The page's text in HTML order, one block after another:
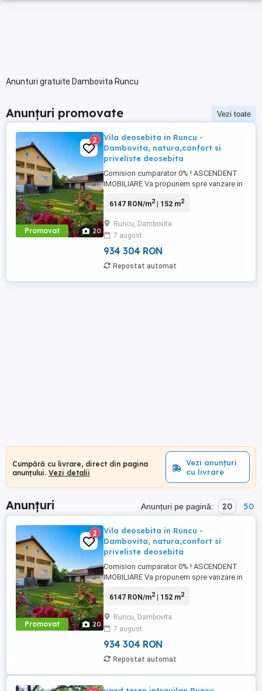
Anunturi gratuite Dambovita Runcu
Anunțuri promovate Vezi toate
Promovat 20
2
Vila deosebita in Runcu -
Dambovita, natura,confort si
priveliste deosebita
Comision cumparator 0% ! ASCENDENT
IMOBILIARE Va propunem spre vanzare in
vila deosebita, situata in localitatea Runcu,
Dambovita, intr-un cadru natural de
exceptie, inconjurata de munti, vegetatie
matura si multa liniste. Proprietatea ...
6147 RON/m2| 152 m2
Runcu, Dambovita
7 august
934 304 RON
Repostat automat
Cumpără cu livrare, direct din pagina
anunțului. Vezi detalii
Vezi anunțuri
cu livrare
Anunțuri Anunțuri pe pagină: 20 50
Promovat 20
2
Vila deosebita in Runcu -
Dambovita, natura,confort si
priveliste deosebita
Comision cumparator 0% ! ASCENDENT
IMOBILIARE Va propunem spre vanzare in
vila deosebita, situata in localitatea Runcu,
Dambovita, intr-un cadru natural de
exceptie, inconjurata de munti, vegetatie
matura si multa liniste. Proprietatea ...
6147 RON/m2| 152 m2
Runcu, Dambovita
7 august
934 304 RON
Repostat automat